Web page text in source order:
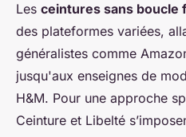
Les ceintures sans boucle
des plateformes variées,
généralistes comme
jusqu'aux enseignes de
H&M. Pour une approche
Ceinture et Libelté